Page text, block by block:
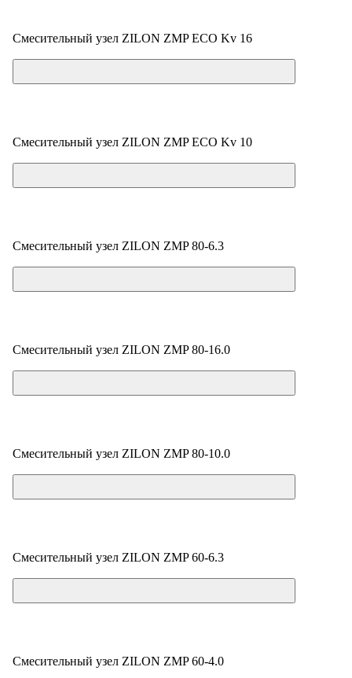
Смесительный узел ZILON ZMP ECO Kv 16
Цена по запросу
Смесительный узел ZILON ZMP ECO Kv 10
Цена по запросу
Смесительный узел ZILON ZMP 80-6.3
Цена по запросу
Смесительный узел ZILON ZMP 80-16.0
Цена по запросу
Смесительный узел ZILON ZMP 80-10.0
Цена по запросу
Смесительный узел ZILON ZMP 60-6.3
Цена по запросу
Смесительный узел ZILON ZMP 60-4.0